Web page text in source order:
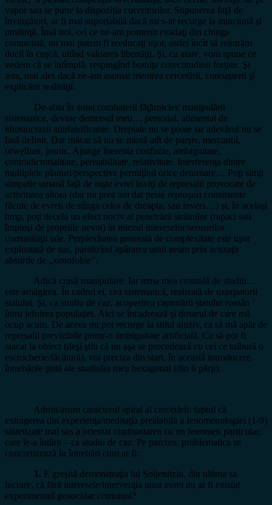
vapor sau se pune la dispoziţia cuceritorilor. Supunerea faţă de
învingători, ar fi mai suportabilă dacă nu s-ar recurge la minciună şi
umilinţă. Însă noi, cei ce ne-am pomenit evadaţi din chinga
comunistă, nu mai putem fi reeducaţi uşor, astfel încît să reintrăm
docil în cuşcă, uitînd valoarea libertăţii. Şi, ca atare, vom spune ce
vedem că se întîmplă, respingînd botniţa corectitudinii forţate. Şi
asta, mai ales dacă ne-am asumat menirea cercetării, cunoaşterii şi
explicării realităţii.
De-abia în zona combaterii făţărniciei/ manipulării
sistematice, devine demersul meu… personal, alimentat de
idiosincrazii antifalsificante. Dreptate nu se poate iar adevărul nu se
lasă definit. Dar măcar să nu se mintă atît de parşiv, mercantil,
orwellian, josnic. Ajunge inerenta confuzie, ambiguitate,
contradictorialitate, perisabilitate, relativitate. Interferenţa dintre
multiplele planuri/perspective permiţînd orice deturnare… Poţi simţi
simpatie umană faţă de nişte evrei loviţi de represalii provocate de
activitatea altora (dar nu prea am dat peste reproşuri consistente
făcute de evreii de stînga celor de dreapta, sau invers…) şi, în acelaşi
timp, poţi decela un efect nociv al penetrării străinilor (rapaci sau
împinşi de propriile nevoi) în miezul intereselor/sensurilor
comunităţii tale. Perplexitatea generată de complexitate este uşor
exploatată de sus, paralizînd apărarea unui neam prin acuzaţii
absurde de „xenofobie”.
Adică crasă manipulare. Iar tema mea centrală de studiu…
este amăgirea. În cadrul ei, cea sistematică, realizată de uzurpatorii
statului. Şi, ca studiu de caz, acoperirea capturării statului român
întru jefuirea populaţiei. Aici se încadrează şi dosarul de care mă
ocup acum. De aceea nu pot recurge la stilul aluziv, ca să mă apăr de
represalii previzibile printr-o ambiguitate artificială. Ca să pot fi
atacat la obiect (deşi ştiu că nu aşa se procedează cu cei ce tulbură o
escrocherie/făcătură), voi preciza din start, în această introducere,
întrebările ţintă ale studiului meu hexagonal (din 6 părţi).
Admit/asum caracterul spiral al cercetării: faptul că
extragerea din experienţa/meditaţia prealabilă a fenomenologiei (1-9)
sintetizate mai sus a orientat confruntarea cu un fenomen particular,
care le-a întărit – ca studiu de caz. Pe parcurs, problematica se
concretizează în întrebări cum ar fi:
1. E greşită demonstraţia lui Soljenitzin, din ultima sa
lucrare, că fără interesele/intervenţia unor evrei nu ar fi existat
experimentul genocidar comunist?